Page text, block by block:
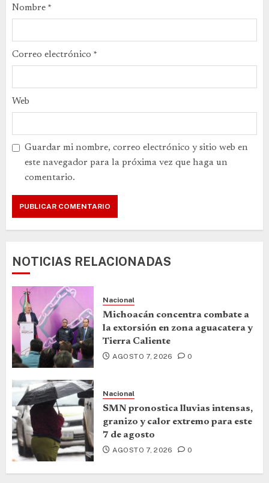
Nombre *
Correo electrónico *
Web
Guardar mi nombre, correo electrónico y sitio web en
este navegador para la próxima vez que haga un
comentario.
NOTICIAS RELACIONADAS
Nacional
Michoacán concentra combate a
la extorsión en zona aguacatera y
Tierra Caliente
AGOSTO 7, 2026 0
Nacional
SMN pronostica lluvias intensas,
granizo y calor extremo para este
7 de agosto
AGOSTO 7, 2026 0